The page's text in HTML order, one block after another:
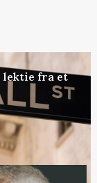
lektie fra et